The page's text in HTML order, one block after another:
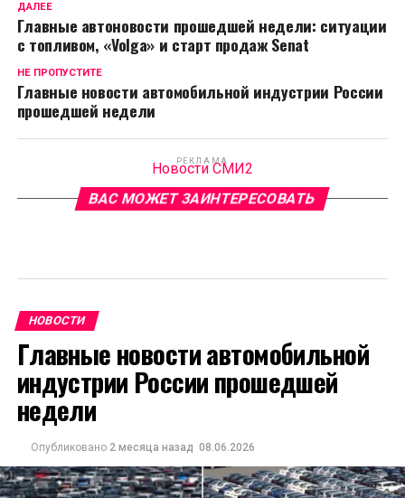
ДАЛЕЕ
Главные автоновости прошедшей недели: ситуации
с топливом, «Volga» и старт продаж Senat
НЕ ПРОПУСТИТЕ
Главные новости автомобильной индустрии России
прошедшей недели
РЕКЛАМА
Новости СМИ2
ВАС МОЖЕТ ЗАИНТЕРЕСОВАТЬ
НОВОСТИ
Главные новости автомобильной
индустрии России прошедшей
недели
Опубликовано 2 месяца назад 08.06.2026